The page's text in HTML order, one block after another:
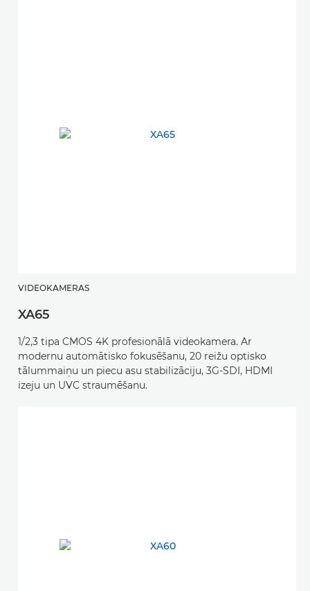
VIDEOKAMERAS
XA65
1/2,3 tipa CMOS 4K profesionālā videokamera. Ar
modernu automātisko fokusēšanu, 20 reižu optisko
tālummaiņu un piecu asu stabilizāciju, 3G-SDI, HDMI
izeju un UVC straumēšanu.